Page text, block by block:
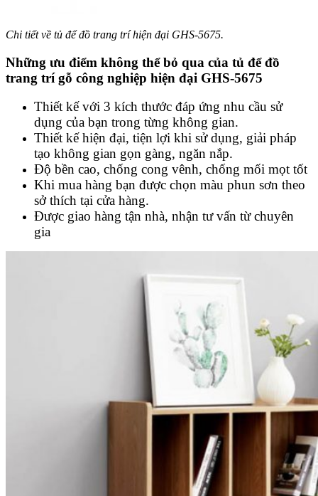
Chi tiết về tủ để đồ trang trí hiện đại GHS-5675.
Những ưu điểm không thể bỏ qua của tủ để đồ
trang trí gỗ công nghiệp hiện đại GHS-5675
Thiết kế với 3 kích thước đáp ứng nhu cầu sử
dụng của bạn trong từng không gian.
Thiết kế hiện đại, tiện lợi khi sử dụng, giải pháp
tạo không gian gọn gàng, ngăn nắp.
Độ bền cao, chống cong vênh, chống mối mọt tốt
Khi mua hàng bạn được chọn màu phun sơn theo
sở thích tại cửa hàng.
Được giao hàng tận nhà, nhận tư vấn từ chuyên
gia